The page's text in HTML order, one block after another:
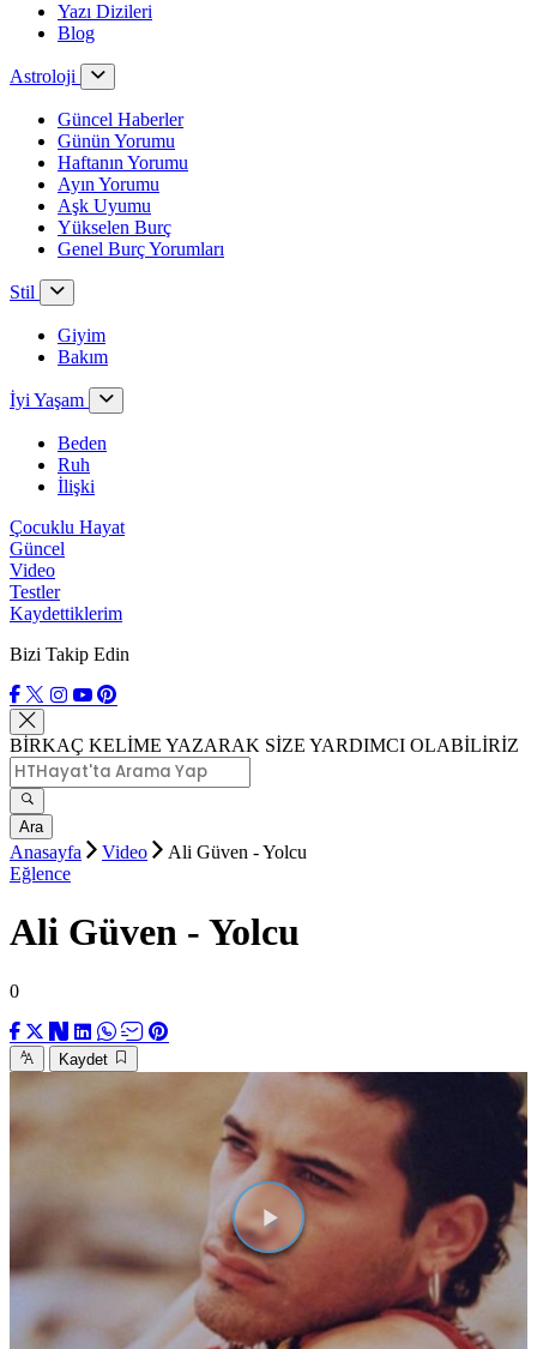
Yazı Dizileri
Blog
Astroloji
Güncel Haberler
Günün Yorumu
Haftanın Yorumu
Ayın Yorumu
Aşk Uyumu
Yükselen Burç
Genel Burç Yorumları
Stil
Giyim
Bakım
İyi Yaşam
Beden
Ruh
İlişki
Çocuklu Hayat
Güncel
Video
Testler
Kaydettiklerim
Bizi Takip Edin
BİRKAÇ KELİME YAZARAK SİZE YARDIMCI OLABİLİRİZ
Ara
Anasayfa Video
Ali Güven - Yolcu
Eğlence
Ali Güven - Yolcu
0
Kaydet
Videoyu
Oynat